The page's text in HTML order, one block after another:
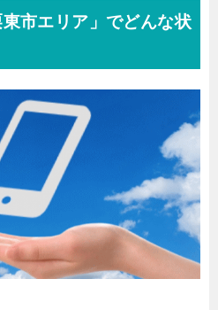
市エリア」でどんな状